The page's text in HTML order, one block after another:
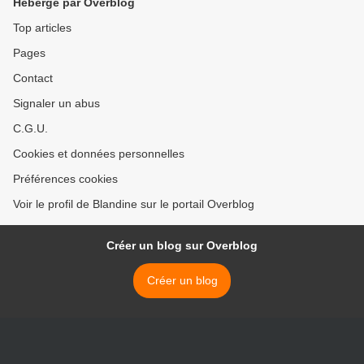
Top articles
Pages
Contact
Signaler un abus
C.G.U.
Cookies et données personnelles
Préférences cookies
Voir le profil de Blandine sur le portail Overblog
Créer un blog sur Overblog
Créer un blog